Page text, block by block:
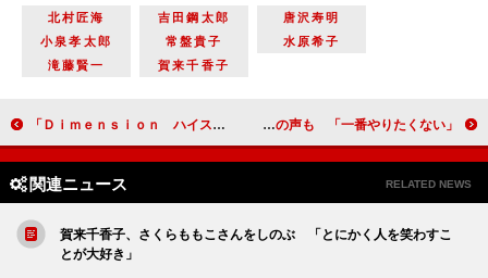
北村匠海 吉田鋼太郎
唐沢寿明
小泉孝太郎
常盤貴子
水原希子
滝藤賢一
賀来千香子
「Ｄｉｍｅｎｓｉｏｎ ハイスクール」先行上映会 財木琢磨のお姫様だっこに黄色い歓声 大泉洋、ファンから「水どう」期待の声も 「一番やりたくない」
関連ニュース RELATED NEWS
賀来千香子、さくらももこさんをしのぶ 「とにかく人を笑わすこ
とが大好き」